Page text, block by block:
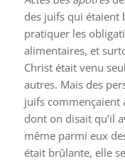
des juifs qui étaient
pratiquer les
alimentaires, et
Christ était venu
autres. Mais des
juifs commençaient
dont on disait qu’il
même parmi eux
était brûlante, elle